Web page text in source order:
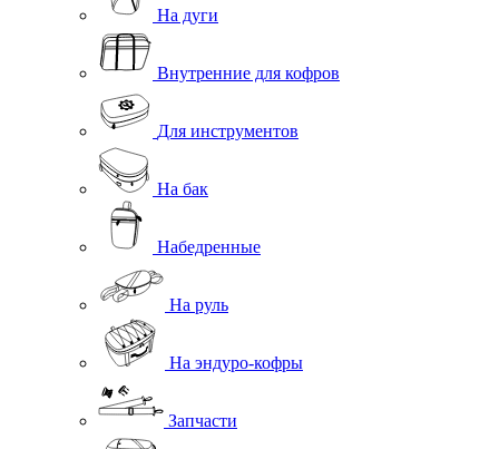
На дуги
Внутренние для кофров
Для инструментов
На бак
Набедренные
На руль
На эндуро-кофры
Запчасти